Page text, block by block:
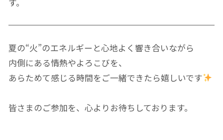
夏の“火”のエネルギーと心地よく響き合いながら
内側にある情熱やよろこびを、
あらためて感じる時間をご一緒できたら嬉しいです
皆さまのご参加を、心よりお待ちしております。